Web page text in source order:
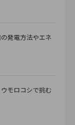
発電方法やエネ
モロコシで挑む